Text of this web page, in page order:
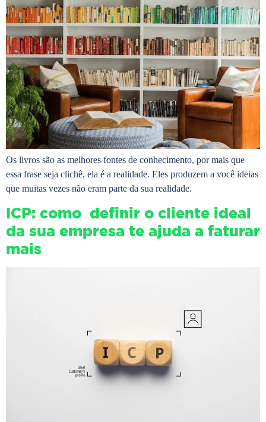
Os livros são as melhores fontes de conhecimento, por mais que
essa frase seja clichê, ela é a realidade. Eles produzem a você ideias
que muitas vezes não eram parte da sua realidade.
ICP: como definir o cliente ideal
da sua empresa te ajuda a faturar
mais